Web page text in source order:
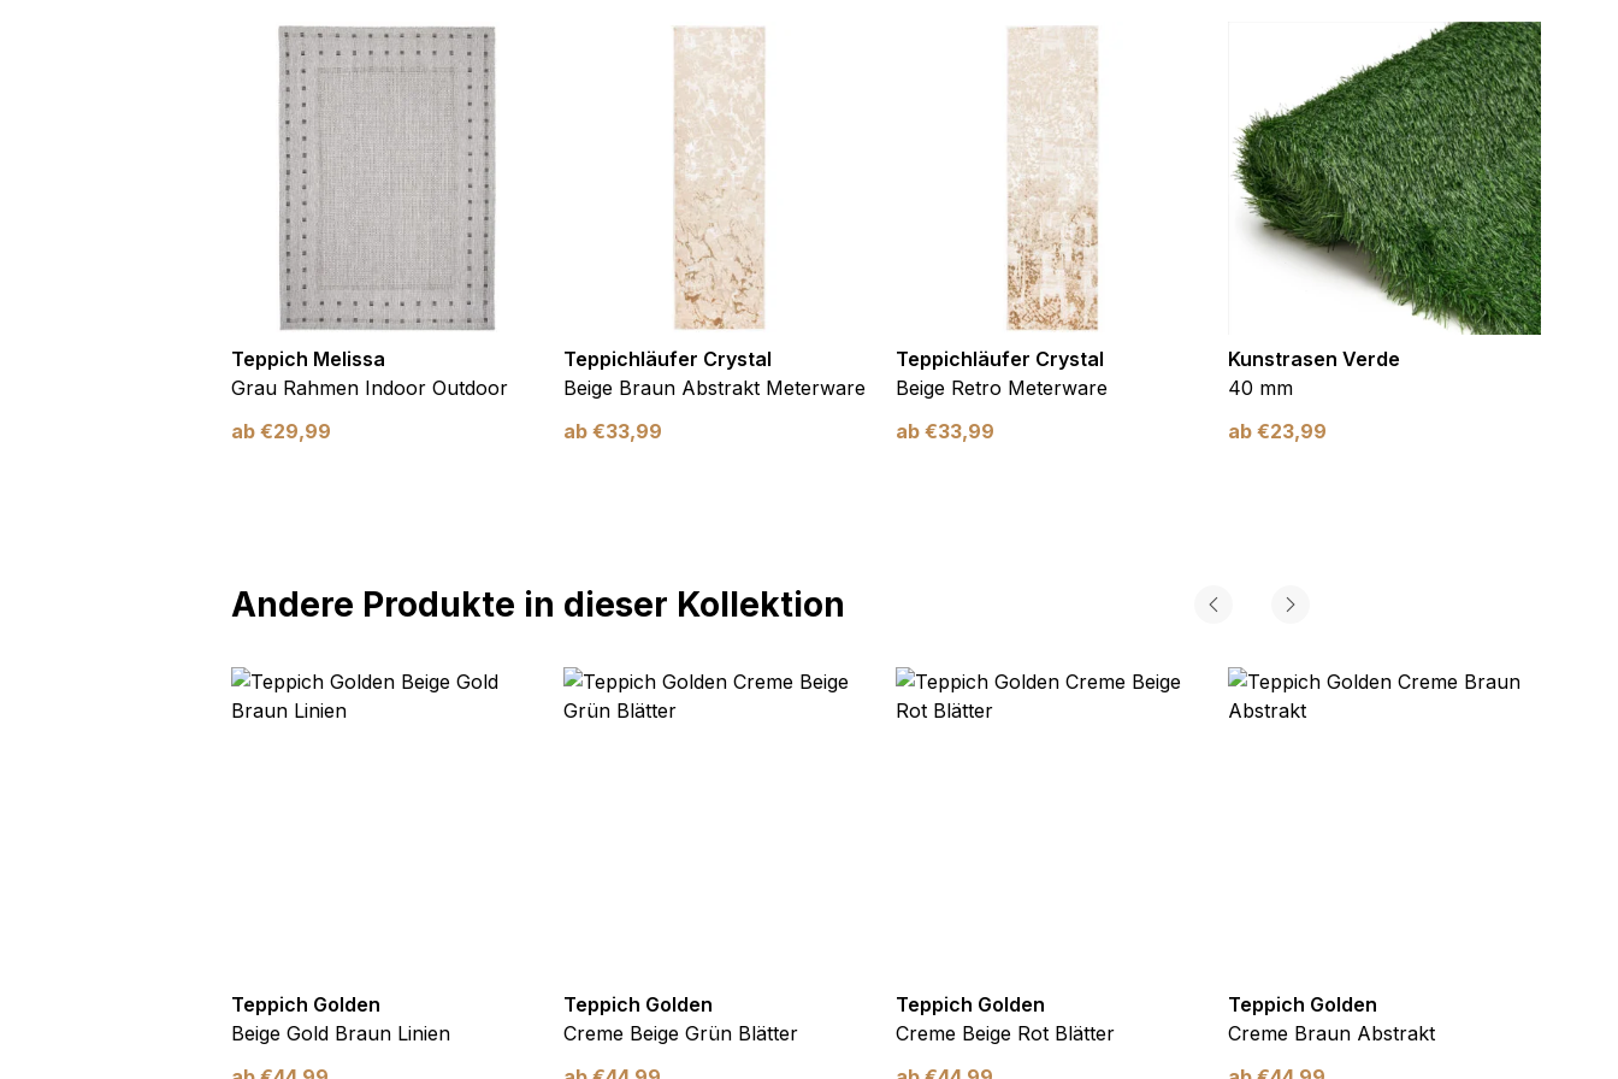
Teppich Melissa
Grau Rahmen Indoor Outdoor
ab €29,99
Teppichläufer Crystal
Beige Braun Abstrakt Meterware
ab €33,99
Teppichläufer Crystal
Beige Retro Meterware
ab €33,99
Kunstrasen Verde
40 mm
ab €23,99
Andere Produkte in dieser Kollektion
Teppich Golden
Beige Gold Braun Linien
Teppich Golden
Creme Beige Grün Blätter
Teppich Golden
Creme Beige Rot Blätter
Teppich Golden
Creme Braun Abstrakt